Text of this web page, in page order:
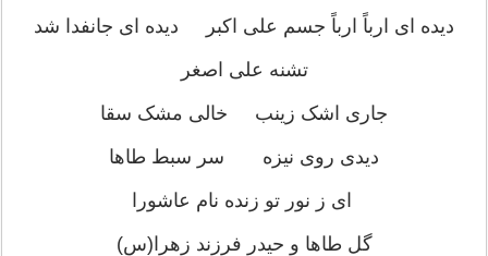
دیده ای ارباً ارباً جسم علی اکبر دیده ای جانفدا شد
تشنه علی اصغر
جاری اشک زینب خالی مشک سقا
دیدی روی نیزه سر سبط طاها
ای ز نور تو زنده نام عاشورا
گل طاها و حیدر فرزند زهرا(س)